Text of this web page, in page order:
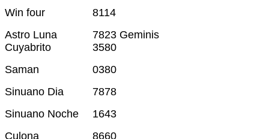
Win four
8114
Astro Luna
7823 Geminis
Cuyabrito
3580
Saman
Sinuano Dia
Sinuano Noche
Culona
0380
7878
1643
8660